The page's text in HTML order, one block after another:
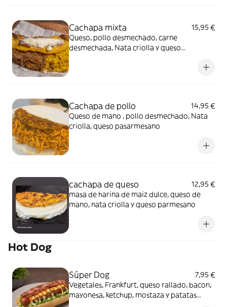
Cachapa mixta
15,95 €
Queso, pollo desmechado, carne
desmechada, Nata criolla y queso
Cachapa de pollo
14,95 €
Queso de mano , pollo desmechado, Nata
criolla, queso pasarmesano
cachapa de queso
12,95 €
masa de harina de maiz dulce, queso de
mano, nata criolla y queso parmesano
Hot Dog
Súper Dog
7,95 €
Vegetales, Frankfurt, queso rallado, bacon,
mayonesa, ketchup, mostaza y patatas